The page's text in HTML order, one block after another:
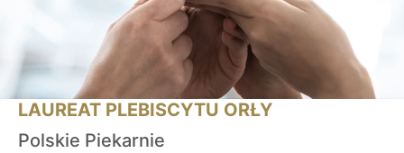
LAUREAT PLEBISCYTU ORŁY
Polskie Piekarnie